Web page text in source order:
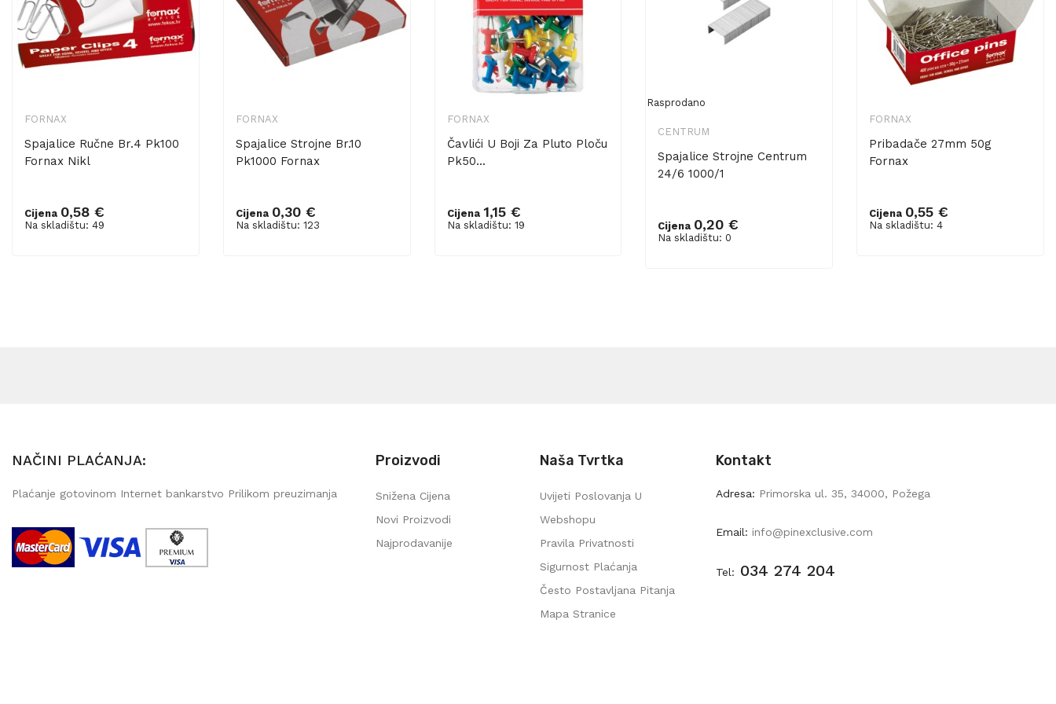
FORNAX
Spajalice Ručne Br.4 Pk100
Fornax Nikl
Cijena 0,58 €
Na skladištu: 49
Dodaj u košaricu
FORNAX
Spajalice Strojne Br.10
Pk1000 Fornax
Cijena 0,30 €
Na skladištu: 123
Dodaj u košaricu
FORNAX
Čavlići U Boji Za Pluto Ploču
Pk50...
Cijena 1,15 €
Na skladištu: 19
Dodaj u košaricu
Rasprodano
CENTRUM
Spajalice Strojne Centrum
24/6 1000/1
Cijena 0,20 €
Na skladištu: 0
FORNAX
Pribadače 27mm 50g
Fornax
Cijena 0,55 €
Na skladištu: 4
Dodaj u košaricu
NAČINI PLAĆANJA:
Plaćanje gotovinom Internet bankarstvo Prilikom preuzimanja
Proizvodi
Snižena Cijena
Novi Proizvodi
Najprodavanije
Naša Tvrtka
Uvijeti Poslovanja U
Webshopu
Pravila Privatnosti
Sigurnost Plaćanja
Često Postavljana Pitanja
Mapa Stranice
Kontakt
Adresa: Primorska ul. 35, 34000, Požega
Email: info@pinexclusive.com
Tel: 034 274 204